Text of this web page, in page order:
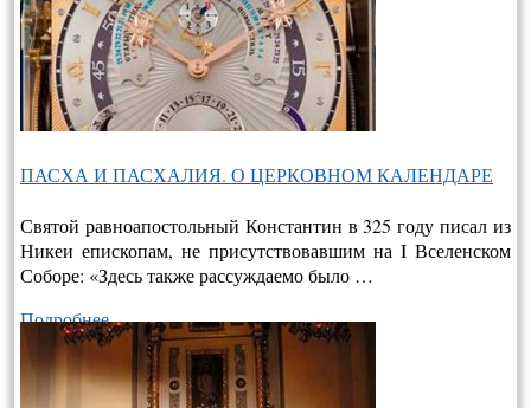
ПАСХА И ПАСХАЛИЯ. О ЦЕРКОВНОМ КАЛЕНДАРЕ
Святой равноапостольный Константин в 325 году писал из
Никеи епископам, не присутствовавшим на I Вселенском
Соборе: «Здесь также рассуждаемо было …
Подробнее…